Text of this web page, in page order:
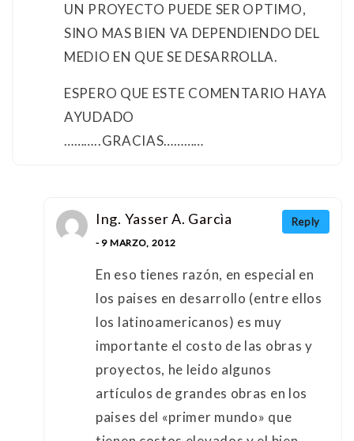
UN PROYECTO PUEDE SER OPTIMO,
SINO MAS BIEN VA DEPENDIENDO DEL
MEDIO EN QUE SE DESARROLLA.
ESPERO QUE ESTE COMENTARIO HAYA
AYUDADO
………..GRACIAS…………
Reply
Ing. Yasser A. Garcìa
- 9 MARZO, 2012
En eso tienes razón, en especial en
los paises en desarrollo (entre ellos
los latinoamericanos) es muy
importante el costo de las obras y
proyectos, he leido algunos
artículos de grandes obras en los
paises del «primer mundo» que